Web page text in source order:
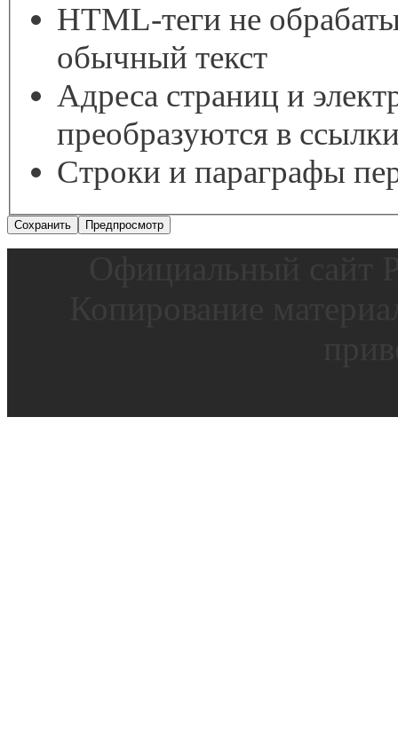
HTML-теги не
обычный текст
Адреса страниц и
преобразуются в
Строки и параграфы